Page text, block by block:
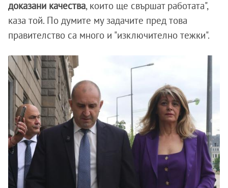
доказани качества, които ще свършат работата",
каза той. По думите му задачите пред това
правителство са много и "изключително тежки".